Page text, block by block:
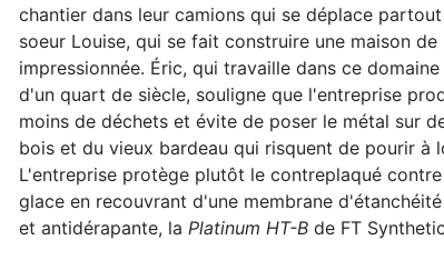
chantier dans leur camions qui se déplace partout
soeur Louise, qui se fait construire une maison de
impressionnée. Éric, qui travaille dans ce
d'un quart de siècle, souligne que l'entreprise
moins de déchets et évite de poser le métal sur
bois et du vieux bardeau qui risquent de pourir à
L'entreprise protège plutôt le contreplaqué
glace en recouvrant d'une membrane
et antidérapante, la Platinum HT-B de FT